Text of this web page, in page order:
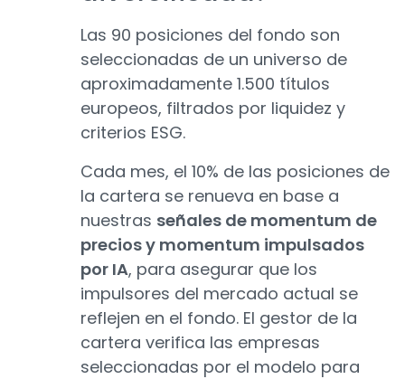
Las 90 posiciones del fondo son
seleccionadas de un universo de
aproximadamente 1.500 títulos
europeos, filtrados por liquidez y
criterios ESG.
Cada mes, el 10% de las posiciones de
la cartera se renueva en base a
nuestras señales de momentum de
precios y momentum impulsados
por IA, para asegurar que los
impulsores del mercado actual se
reflejen en el fondo. El gestor de la
cartera verifica las empresas
seleccionadas por el modelo para